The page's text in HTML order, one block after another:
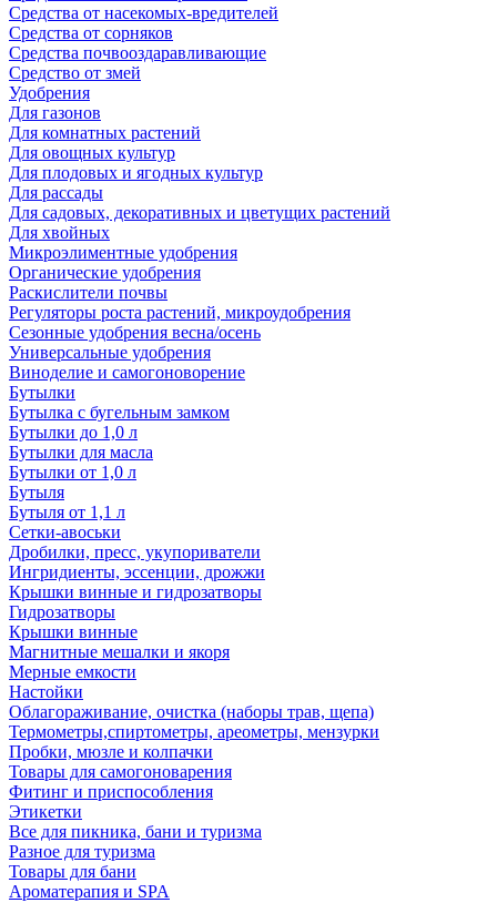
Средства от насекомых-вредителей
Средства от сорняков
Средства почвооздаравливающие
Средство от змей
Удобрения
Для газонов
Для комнатных растений
Для овощных культур
Для плодовых и ягодных культур
Для рассады
Для садовых, декоративных и цветущих растений
Для хвойных
Микроэлиментные удобрения
Органические удобрения
Раскислители почвы
Регуляторы роста растений, микроудобрения
Сезонные удобрения весна/осень
Универсальные удобрения
Виноделие и самогоноворение
Бутылки
Бутылка с бугельным замком
Бутылки до 1,0 л
Бутылки для масла
Бутылки от 1,0 л
Бутыля
Бутыля от 1,1 л
Сетки-авоськи
Дробилки, пресс, укупориватели
Ингридиенты, эссенции, дрожжи
Крышки винные и гидрозатворы
Гидрозатворы
Крышки винные
Магнитные мешалки и якоря
Мерные емкости
Настойки
Облагораживание, очистка (наборы трав, щепа)
Термометры,спиртометры, ареометры, мензурки
Пробки, мюзле и колпачки
Товары для самогоноварения
Фитинг и приспособления
Этикетки
Все для пикника, бани и туризма
Разное для туризма
Товары для бани
Ароматерапия и SPA